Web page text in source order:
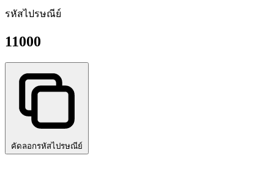
รหัสไปรษณีย์
11000
คัดลอกรหัสไปรษณีย์